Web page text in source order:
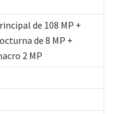
de 108 MP +
de 8 MP +
2 MP